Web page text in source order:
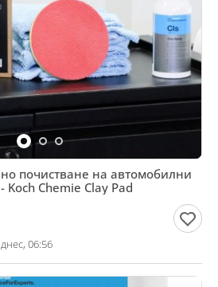
почистване на автомобилни
Koch Chemie Clay Pad
06:56